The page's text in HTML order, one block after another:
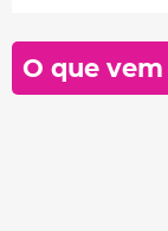
O que